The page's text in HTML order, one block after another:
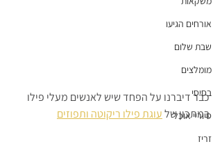
אורחים הגיעו
שבת שלום
מומלצים
בסיסי
סיוריי אוכל
זריז
כבר דיברנו על הפחד שיש לאנשים מעלי פילו
במתכון של עוגת פילו ריקוטה ותפוזים